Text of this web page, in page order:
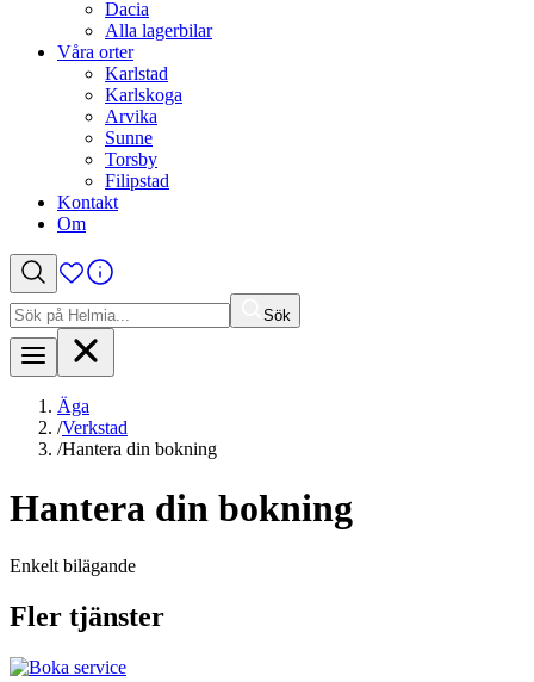
Dacia
Alla lagerbilar
Våra orter
Karlstad
Karlskoga
Arvika
Sunne
Torsby
Filipstad
Kontakt
Om
Sök
efter:
Sök
Äga
/Verkstad
/Hantera din bokning
Hantera din bokning
Enkelt bilägande
Fler tjänster